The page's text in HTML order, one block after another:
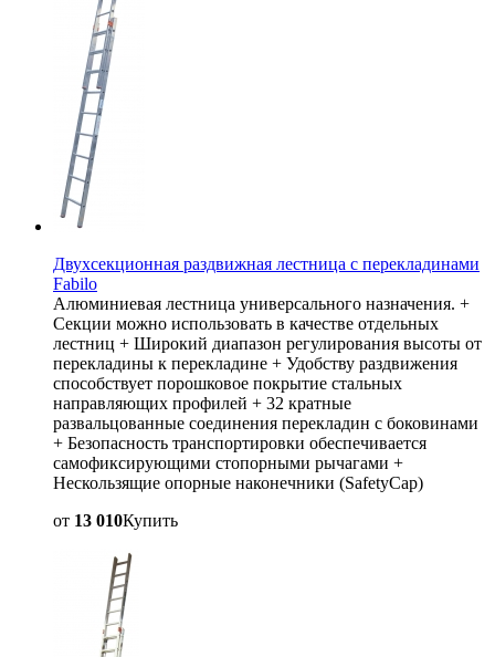
Двухсекционная раздвижная лестница с перекладинами
Fabilo
Алюминиевая лестница универсального назначения. +
Секции можно использовать в качестве отдельных
лестниц + Широкий диапазон регулирования высоты от
перекладины к перекладине + Удобству раздвижения
способствует порошковое покрытие стальных
направляющих профилей + 32 кратные
развальцованные соединения перекладин с боковинами
+ Безопасность транспортировки обеспечивается
самофиксирующими стопорными рычагами +
Нескользящие опорные наконечники (SafetyCap)
от 13 010Купить